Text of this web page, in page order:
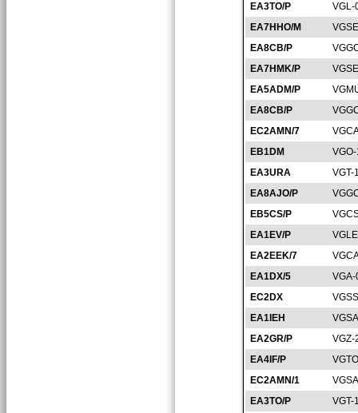
EA3TO/P
VGL-
EA7HHO/M
EA8CB/P
EA7HMK/P
EA5ADM/P
EA8CB/P
EC2AMN/7
EB1DM
EA3URA
VGT-
EA8AJO/P
EB5CS/P
EA1EV/P
EA2EEK/7
EA1DX/5
EC2DX
EA1IEH
EA2GR/P
VGZ-
EA4IF/P
EC2AMN/1
EA3TO/P
VGT-